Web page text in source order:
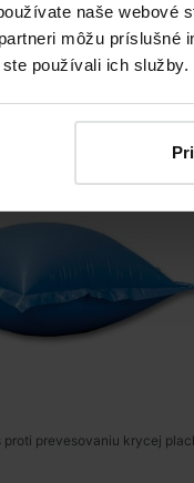
naše webové
môžu
používali ich služby.
do košíka
pod kryciu
prevesovaniu krycej